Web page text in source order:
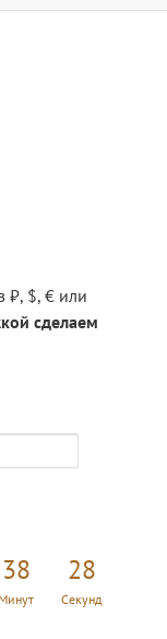
₽, $, € или
сделаем
38
Минут
29
Секунд